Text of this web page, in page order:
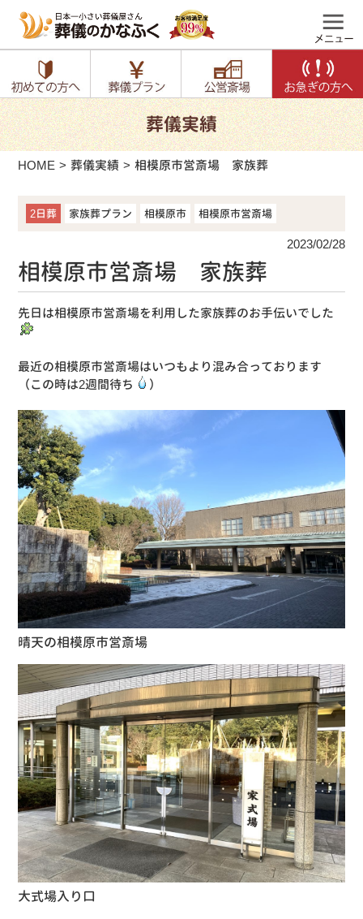
葬儀実績
HOME 葬儀実績 相模原市営斎場 家族葬
2日葬 家族葬プラン 相模原市 相模原市営斎場
2023/02/28
相模原市営斎場 家族葬
先日は相模原市営斎場を利用した家族葬のお手伝いでした
最近の相模原市営斎場はいつもより混み合っております
（この時は2週間待ち
）
晴天の相模原市営斎場
大式場入り口